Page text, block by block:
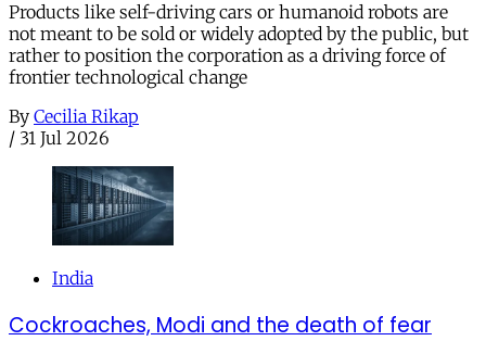
Products like self-driving cars or humanoid robots are
not meant to be sold or widely adopted by the public, but
rather to position the corporation as a driving force of
frontier technological change
By Cecilia Rikap
/ 31 Jul 2026
India
Cockroaches, Modi and the death of fear